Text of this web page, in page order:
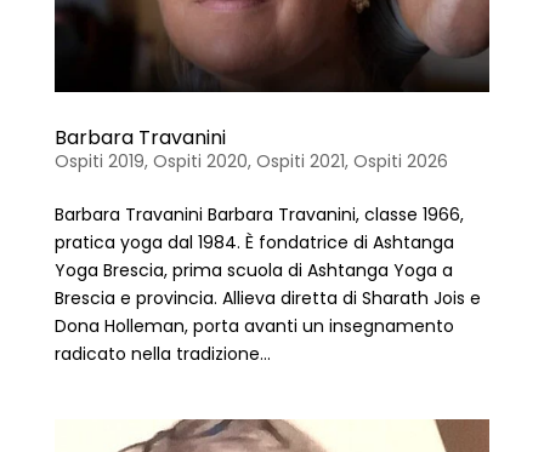
Barbara Travanini
Ospiti 2019, Ospiti 2020, Ospiti 2021, Ospiti 2026
Barbara Travanini Barbara Travanini, classe 1966,
pratica yoga dal 1984. È fondatrice di Ashtanga
Yoga Brescia, prima scuola di Ashtanga Yoga a
Brescia e provincia. Allieva diretta di Sharath Jois e
Dona Holleman, porta avanti un insegnamento
radicato nella tradizione...